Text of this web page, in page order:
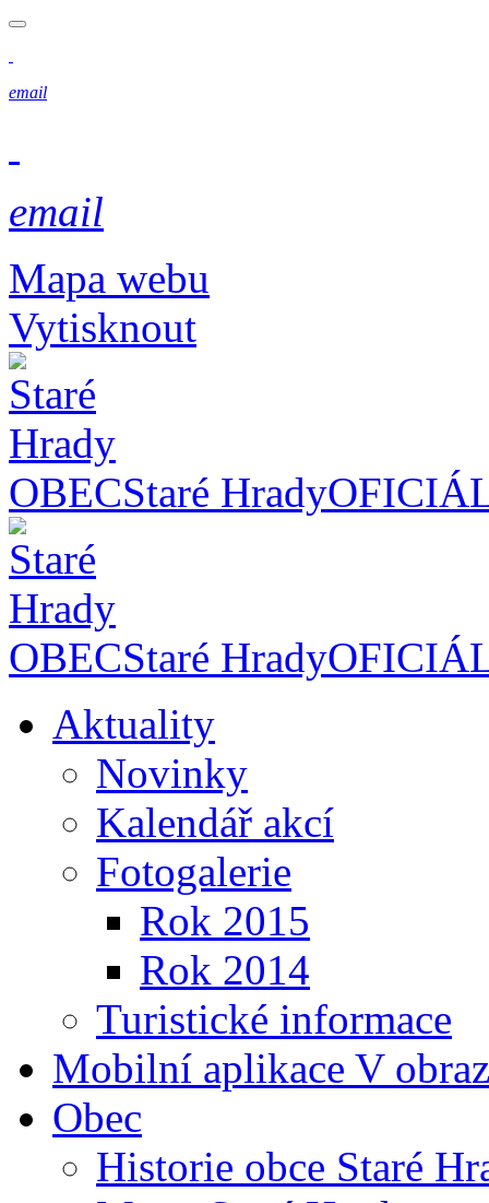
email
email
Mapa webu
Vytisknout
OBECStaré Hrady
OBECStaré Hrady
Aktuality
Novinky
Kalendář akcí
Fotogalerie
Rok 2015
Rok 2014
Turistické informace
Mobilní aplikace V
Obec
Historie obce Staré